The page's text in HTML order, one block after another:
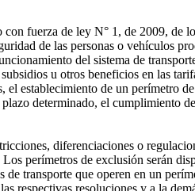
fuerza de ley N° 1, de 2009, de
de las personas o vehículos
del sistema de
u otros beneficios en las
el establecimiento de un perímetro
determinado, el cumplimiento
diferenciaciones o
perímetros de exclusión serán
transporte que operen en un
respectivas resoluciones y a la